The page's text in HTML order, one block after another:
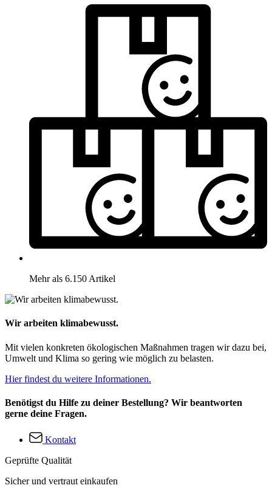
Mehr als 6.150 Artikel
Wir arbeiten klimabewusst.
Mit vielen konkreten ökologischen Maßnahmen tragen wir dazu bei,
Umwelt und Klima so gering wie möglich zu belasten.
Hier findest du weitere Informationen.
Benötigst du Hilfe zu deiner Bestellung? Wir beantworten
gerne deine Fragen.
Kontakt
Geprüfte Qualität
Sicher und vertraut einkaufen